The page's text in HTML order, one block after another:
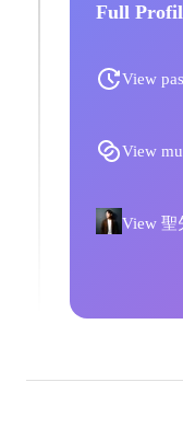
Full
View
View
View 聖